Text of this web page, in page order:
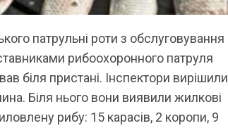
патрульні роти з обслуговування
рибоохоронного патруля
біля пристані. Інспектори вирішили
Біля нього вони виявили жилкові
рибу: 15 карасів, 2 коропи, 9